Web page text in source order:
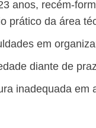
anos, recém-
prático da área
em
diante de
inadequada em